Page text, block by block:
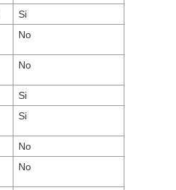
Si
No
No
Si
Si
No
No